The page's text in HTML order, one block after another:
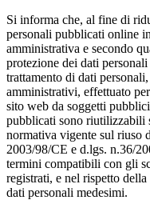
Si informa che, al fine di
personali pubblicati online
amministrativa e secondo
protezione dei dati
trattamento di dati
amministrativi, effettuato
sito web da soggetti
pubblicati sono riutilizzabili
normativa vigente sul riuso
2003/98/CE e d.lgs. n.36/
termini compatibili con gli
registrati, e nel rispetto
dati personali medesimi.